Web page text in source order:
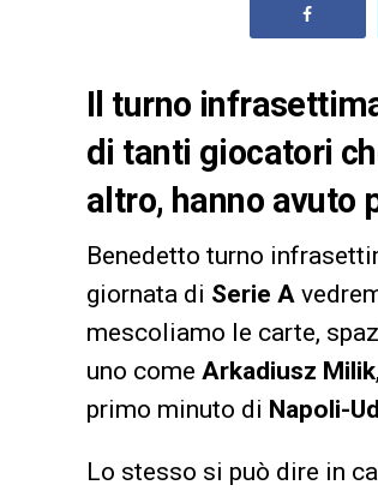
Il turno
di tanti giocatori
altro, hanno avuto
Benedetto turno
giornata di Serie A
mescoliamo le carte,
uno come Arkadiusz Milik
primo minuto di Napoli-
Lo stesso si può dire in